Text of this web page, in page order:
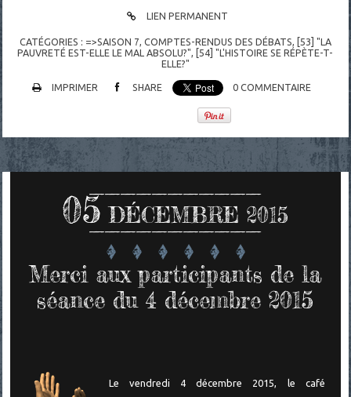
LIEN PERMANENT
CATÉGORIES : =>SAISON 7 COMPTES-RENDUS DES DÉBATS
[53] "LA
PAUVRETÉ EST-ELLE LE MAL ABSOLU?"
[54] "L'HISTOIRE SE RÉPÈTE-T-
ELLE?"
IMPRIMER SHARE 0 COMMENTAIRE
05 DÉCEMBRE 2015
Merci aux participants de la
séance du 4 décembre 2015
Le vendredi 4 décembre 2015, le café